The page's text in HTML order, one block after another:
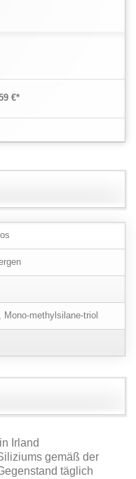
€*
Mono-methylsilane-triol
Irland
gemäß der
täglich